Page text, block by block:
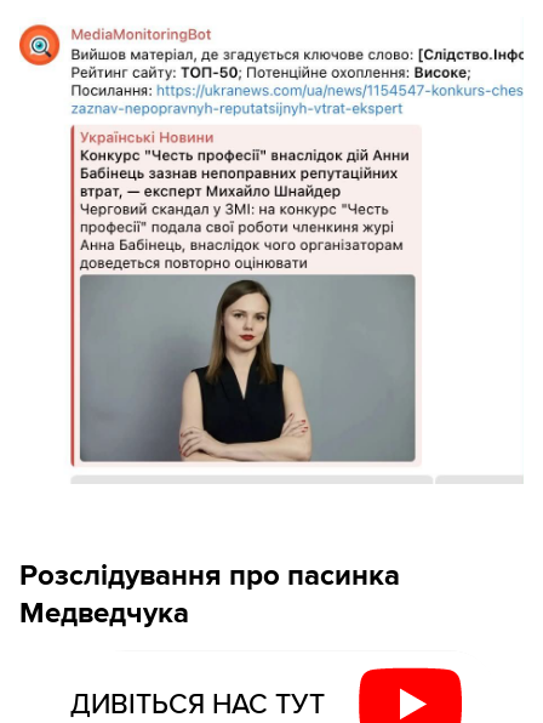
Розслідування про пасинка
Медведчука
ДИВІТЬСЯ НАС ТУТ